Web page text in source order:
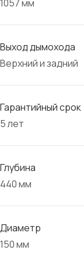
1057 мм
Выход дымохода
Верхний и задний
Гарантийный срок
5 лет
Глубина
440 мм
Диаметр
150 мм